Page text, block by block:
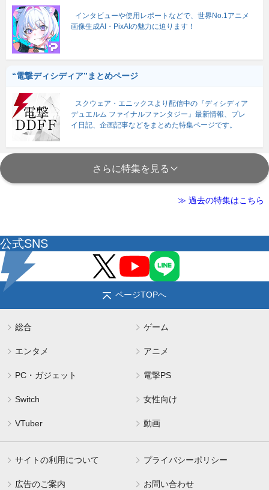
インタビューや使用レポートなどで、世界No.1アニメ
画像生成AI・PixAIの魅力に迫ります！
“電撃ディシディア”まとめページ
スクウェア・エニックスより配信中の『ディシディア
デュエルム ファイナルファンタジー』最新情報、プレ
イ日記、企画記事などをまとめた特集ページです。
さらに特集を見る
≫ 過去の特集はこちら
公式SNS
ページTOPへ
総合 ゲーム
エンタメ アニメ
PC・ガジェット 電撃PS
Switch 女性向け
VTuber 動画
サイトの利用について プライバシーポリシー
広告のご案内 お問い合わせ